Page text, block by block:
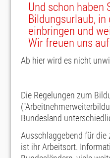
Und schon haben
Bildungsurlaub, in
einbringen und
Wir freuen uns
Ab hier wird es nicht
Die Regelungen zum
Bundesland
Ausschlaggebend für die
ist ihr Arbeitsort.